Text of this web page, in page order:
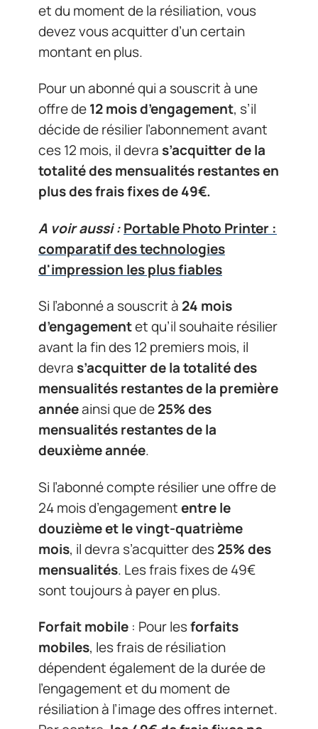
et du moment de la résiliation, vous
devez vous acquitter d’un certain
montant en plus.
Pour un abonné qui a souscrit à une
offre de12 mois d’engagement, s’il
décide de résilier l’abonnement avant
ces 12 mois, il devra s’acquitter de la
totalité des mensualités restantes en
plus des frais fixes de 49€.
A voir aussi :Portable Photo Printer :
comparatif des technologies
d'impression les plus fiables
Si l’abonné a souscrit à 24 mois
d’engagementet qu’il souhaite résilier
avant la fin des 12 premiers mois, il
devra s’acquitter de la totalité des
mensualités restantes de la première
annéeainsi que de25% des
mensualités restantes de la
deuxième année.
Si l’abonné compte résilier une offre de
24 mois d’engagemententre le
douzième et le vingt-quatrième
mois, il devra s’acquitter des25% des
mensualités. Les frais fixes de 49€
sont toujours à payer en plus.
Forfait mobile : Pour lesforfaits
mobiles, les frais de résiliation
dépendent également de la durée de
l’engagement et du moment de
résiliation à l’image des offres internet.